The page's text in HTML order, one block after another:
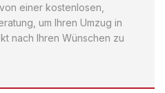
einer kostenlosen,
um Ihren Umzug in
nach Ihren Wünschen zu